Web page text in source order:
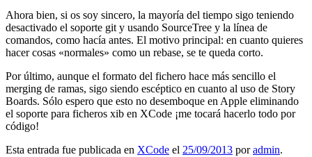
Ahora bien, si os soy sincero, la mayoría del tiempo sigo teniendo
desactivado el soporte git y usando SourceTree y la línea de
comandos, como hacía antes. El motivo principal: en cuanto quieres
hacer cosas «normales» como un rebase, se te queda corto.
Por último, aunque el formato del fichero hace más sencillo el
merging de ramas, sigo siendo escéptico en cuanto al uso de Story
Boards. Sólo espero que esto no desemboque en Apple eliminando
el soporte para ficheros xib en XCode ¡me tocará hacerlo todo por
código!
Esta entrada fue publicada en XCode el 25/09/2013 poradmin.